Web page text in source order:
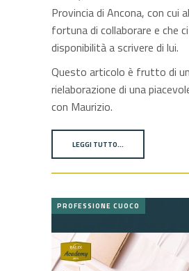
Provincia di Ancona, con cui
fortuna di collaborare e che
disponibilità a scrivere di lui.
Questo articolo è frutto di
rielaborazione di una
con Maurizio.
LEGGI TUTTO…
PROFESSIONE CUOCO